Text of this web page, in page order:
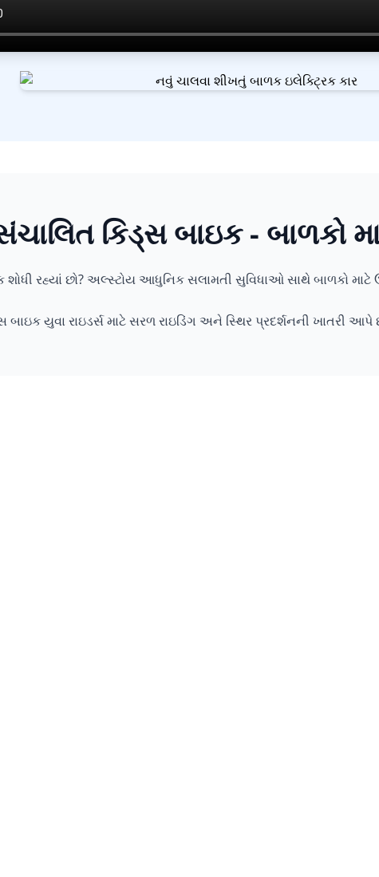
કિડ્સ બાઇક - બાળકો
શોધી રહ્યાં છો? અલ્સ્ટોય આધુનિક સલામતી સુવિધાઓ સાથે બાળકો
યુવા રાઇડર્સ માટે સરળ રાઇડિંગ અને સ્થિર પ્રદર્શનની ખાતરી આપે